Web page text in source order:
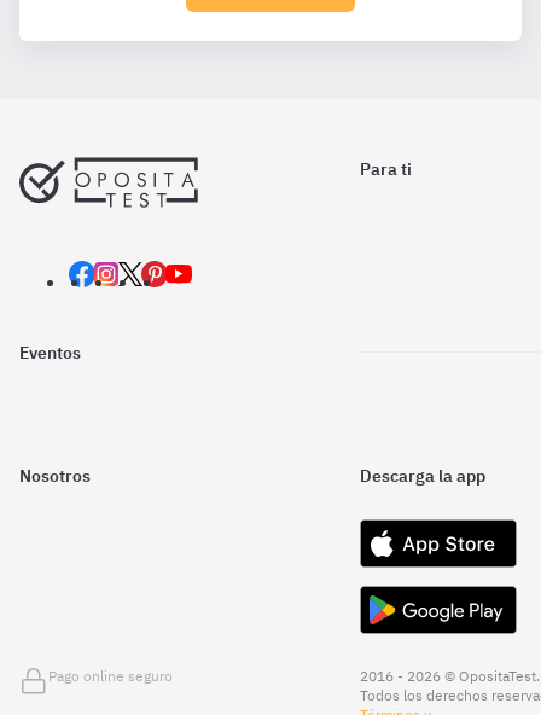
Para ti
Eventos
Nosotros Descarga la app
Pago online seguro
2016 - 2026 © OpositaTest.
Todos los derechos